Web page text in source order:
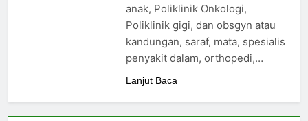
anak, Poliklinik Onkologi,
Poliklinik gigi, dan obsgyn atau
kandungan, saraf, mata, spesialis
penyakit dalam, orthopedi,…
Lanjut Baca